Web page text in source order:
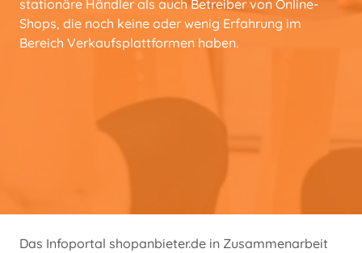
stationäre Händler als auch Betreiber von Online-
Shops, die noch keine oder wenig Erfahrung im
Bereich Verkaufsplattformen haben.
Das Infoportal shopanbieter.de in Zusammenarbeit